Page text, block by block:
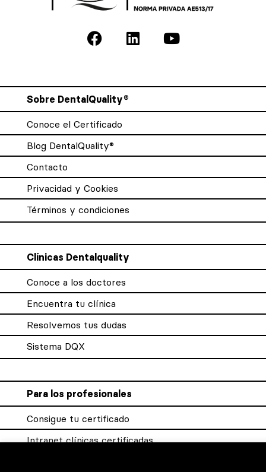
Sobre DentalQuality®
Conoce el Certificado
Blog DentalQuality®
Contacto
Privacidad y Cookies
Términos y condiciones
Clínicas Dentalquality
Conoce a los doctores
Encuentra tu clínica
Resolvemos tus dudas
Sistema DQX
Para los profesionales
Consigue tu certificado
Intranet clínicas certificadas